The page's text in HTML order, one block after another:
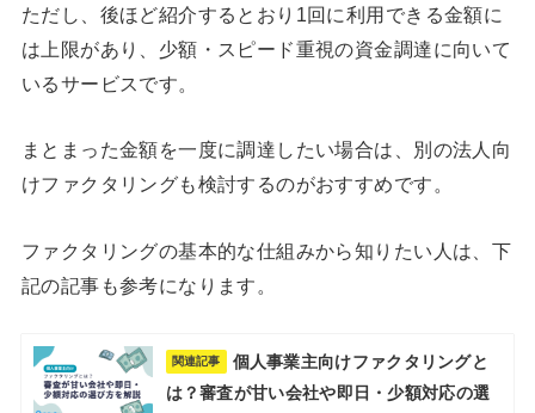
ただし、後ほど紹介するとおり1回に利用できる金額に
は上限があり、少額・スピード重視の資金調達に向いて
いるサービスです。
まとまった金額を一度に調達したい場合は、別の法人向
けファクタリングも検討するのがおすすめです。
ファクタリングの基本的な仕組みから知りたい人は、下
記の記事も参考になります。
関連記事
個人事業主向けファクタリングと
は？審査が甘い会社や即日・少額対応の選